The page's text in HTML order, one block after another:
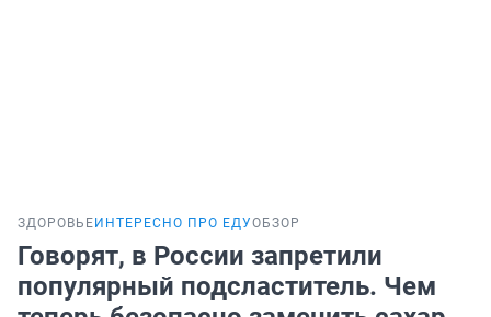
ЗДОРОВЬЕ ИНТЕРЕСНО ПРО ЕДУОБЗОР
Говорят, в России запретили
популярный подсластитель. Чем